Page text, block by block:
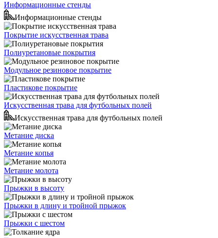
Информационные стенды
Информационные стенды
Покрытие искусственная трава
Полиуретановые покрытия
Модульное резиновое покрытие
Пластикове покрытие
Искусственная трава для футбольных полей
Искусственная трава для футбольных полей
Метание диска
Метание копья
Метание молота
Прыжки в высоту
Прыжки в длину и тройной прыжок
Прыжки с шестом